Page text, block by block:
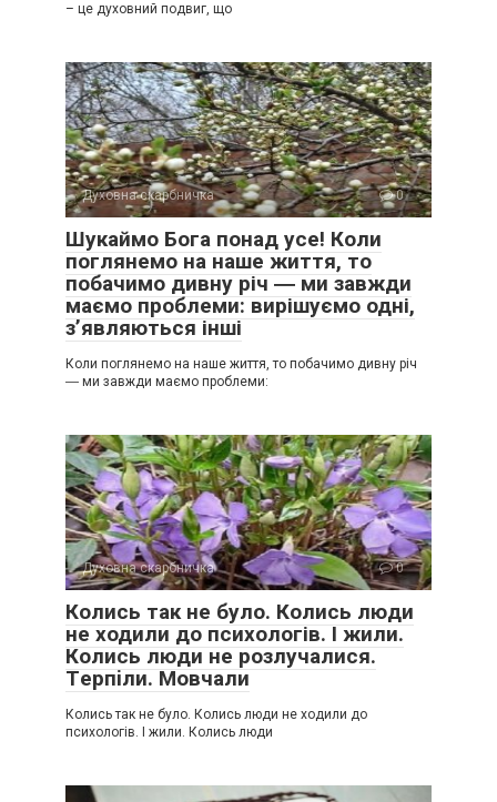
– це духовний подвиг, що
Духовна скарбничка 0
Шукаймо Бога понад усе! Коли
поглянемо на наше життя, то
побачимо дивну річ ― ми завжди
маємо проблеми: вирішуємо одні,
з’являються інші
Коли поглянемо на наше життя, то побачимо дивну річ
― ми завжди маємо проблеми:
Духовна скарбничка 0
Колись так не було. Колись люди
не ходили до психологів. І жили.
Колись люди не розлучалися.
Тepпiли. Мовчали
Колись так не було. Колись люди не ходили до
психологів. І жили. Колись люди